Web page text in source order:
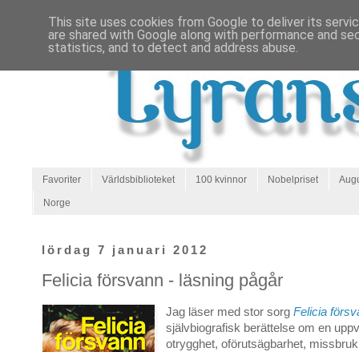
Favoriter Världsbiblioteket 100 kvinnor Nobelpriset
Norge
lördag 7 januari 2012
Felicia försvann - läsning pågår
Jag läser med stor sorgFelicia
självbiografisk berättelse om en
otrygghet, oförutsägbarhet,
This site uses cookies from Google to deliver its
are shared with Google along with performance and
statistics, and to detect and address abuse.